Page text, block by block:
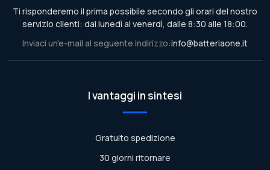
Ti risponderemo il prima possibile secondo gli orari del nostro
servizio clienti: dal lunedì al venerdì, dalle 8:30 alle 18:00.
Inviaci un'e-mail al seguente indirizzo:info@batteriaone.it
I vantaggi in sintesi
Gratuito spedizione
30 giorni ritornare